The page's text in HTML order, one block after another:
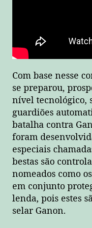
Com base nesse
se preparou,
nível tecnológico,
guardiões
batalha contra
foram
especiais
bestas são
nomeados como os
em conjunto
lenda, pois estes
selar Ganon.